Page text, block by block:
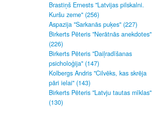
Brastiņš Ernests "Latvijas pilskalni.
Kuršu zeme" (256)
Aspazija "Sarkanās puķes" (227)
Birkerts Pēteris "Nerātnās anekdotes"
(226)
Birkerts Pēteris "Daiļradīšanas
psicholoģija" (147)
Kolbergs Andris "Cilvēks, kas skrēja
pāri ielai" (143)
Birkerts Pēteris "Latvju tautas mīklas"
(130)